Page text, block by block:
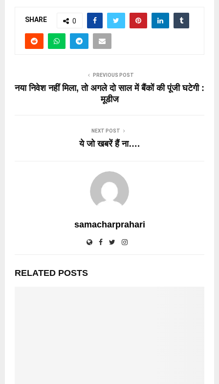
SHARE 0
PREVIOUS POST
नया निवेश नहीं मिला, तो अगले दो साल में बैंकों की पूंजी घटेगी :
मूडीज
NEXT POST
ये जो खबरें हैं ना….
samacharprahari
RELATED POSTS